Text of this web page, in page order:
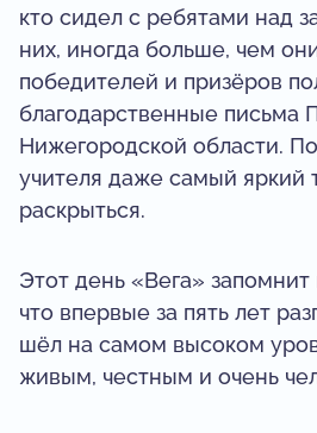
кто сидел с ребятами над
них, иногда больше, чем
победителей и призёров
благодарственные письма
Нижегородской области.
учителя даже самый яркий
раскрыться.
Этот день «Вега»
что впервые за пять лет
шёл на самом высоком
живым, честным и очень